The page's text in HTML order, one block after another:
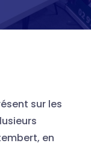
sur les
en